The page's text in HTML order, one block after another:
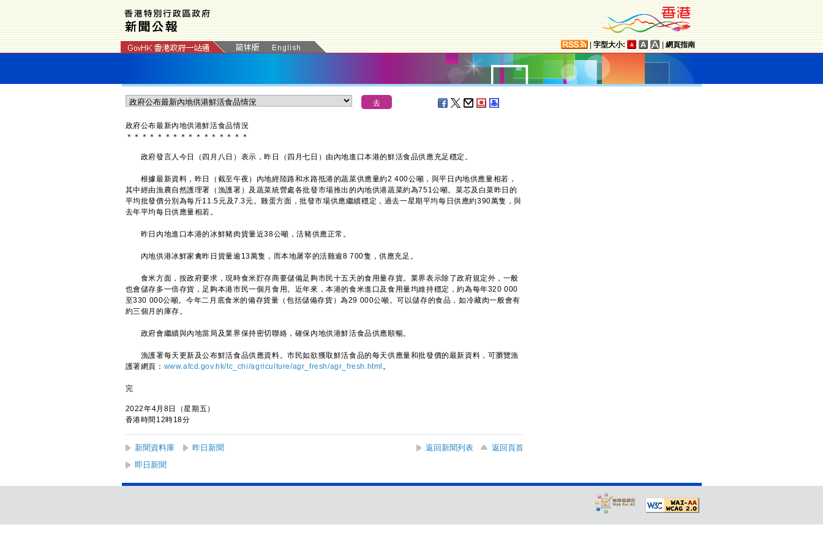
字型大小: 網頁指南
政府公布最新內地供港鮮活食品情況
＊ ＊ ＊ ＊ ＊ ＊ ＊ ＊ ＊ ＊ ＊ ＊ ＊ ＊ ＊ ＊
政府發言人今日（四月八日）表示，昨日（四月七日）由內地進口本港的鮮活食品供應充足穩定。
根據最新資料，昨日（截至午夜）內地經陸路和水路抵港的蔬菜供應量約2 400公噸，與平日內地供應量相若，
其中經由漁農自然護理署（漁護署）及蔬菜統營處各批發市場推出的內地供港蔬菜約為751公噸。菜芯及白菜昨日的
平均批發價分別為每斤11.5元及7.3元。雞蛋方面，批發市場供應繼續穩定，過去一星期平均每日供應約390萬隻，與
去年平均每日供應量相若。
昨日內地進口本港的冰鮮豬肉貨量近38公噸，活豬供應正常。
內地供港冰鮮家禽昨日貨量逾13萬隻，而本地屠宰的活雞逾8 700隻，供應充足。
食米方面，按政府要求，現時食米貯存商要儲備足夠市民十五天的食用量存貨。業界表示除了政府規定外，一般
也會儲存多一倍存貨，足夠本港市民一個月食用。近年來，本港的食米進口及食用量均維持穩定，約為每年320 000
至330 000公噸。今年二月底食米的備存貨量（包括儲備存貨）為29 000公噸。可以儲存的食品，如冷藏肉一般會有
約三個月的庫存。
政府會繼續與內地當局及業界保持密切聯絡，確保內地供港鮮活食品供應順暢。
漁護署每天更新及公布鮮活食品供應資料。市民如欲獲取鮮活食品的每天供應量和批發價的最新資料，可瀏覽漁
護署網頁： www.afcd.gov.hk/tc_chi/agriculture/agr_fresh/agr_fresh.html 。
完
2022年4月8日（星期五）
香港時間12時18分
新聞資料庫 昨日新聞 返回新聞列表
返回頁首
即日新聞